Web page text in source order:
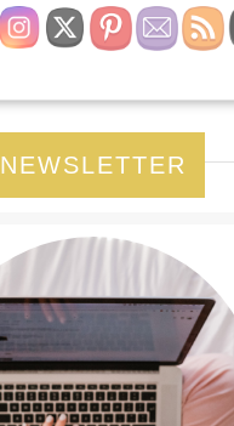
NEWSLETTER